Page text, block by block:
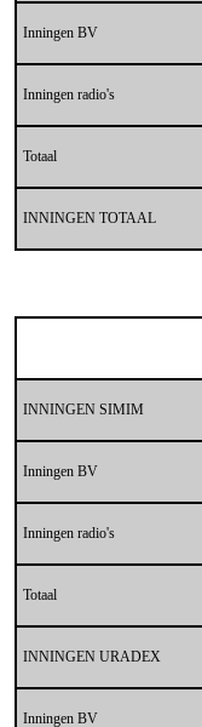
Inningen BV
Inningen radio's
Totaal
INNINGEN TOTAAL
INNINGEN SIMIM
Inningen BV
Inningen radio's
Totaal
INNINGEN URADEX
Inningen BV